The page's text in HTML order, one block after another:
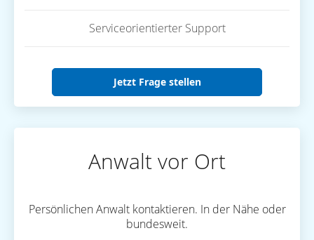
Serviceorientierter Support
Jetzt Frage stellen
Anwalt vor Ort
Persönlichen Anwalt kontaktieren. In der Nähe oder
bundesweit.